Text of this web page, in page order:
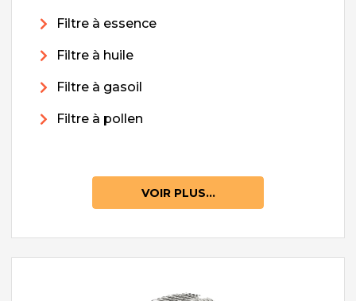
Filtre à essence
Filtre à huile
Filtre à gasoil
Filtre à pollen
VOIR PLUS...